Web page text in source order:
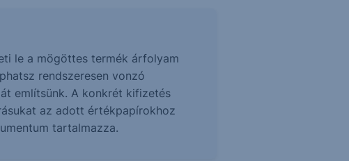
le a mögöttes termék árfolyam
rendszeresen vonzó
említsünk. A konkrét kifizetés
az adott értékpapírokhoz
tartalmazza.